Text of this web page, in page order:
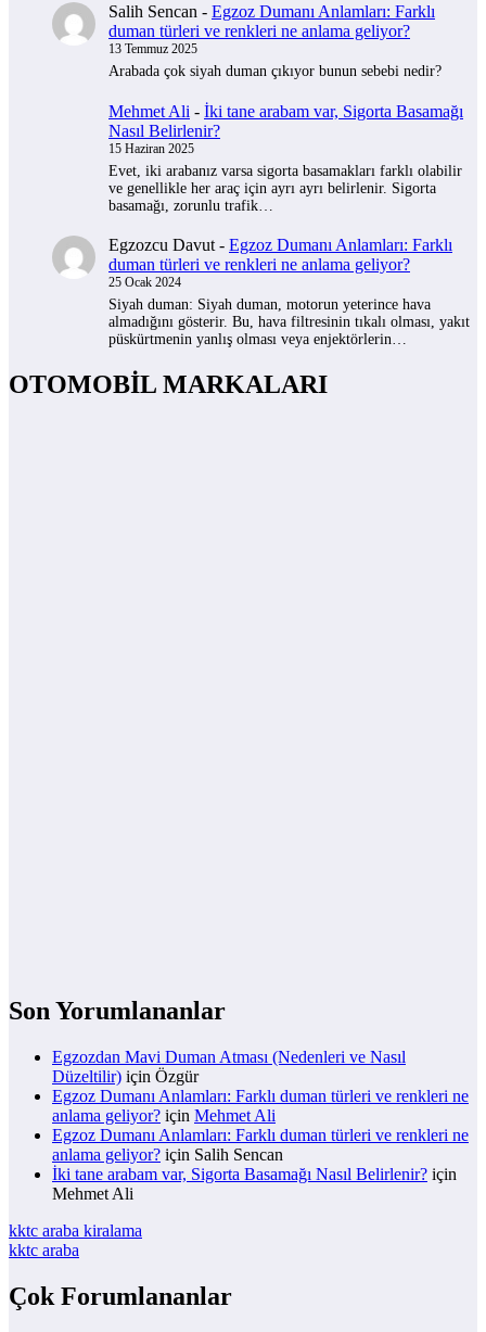
Salih Sencan - Egzoz Dumanı Anlamları: Farklı
duman türleri ve renkleri ne anlama geliyor?
13 Temmuz 2025
Arabada çok siyah duman çıkıyor bunun sebebi nedir?
Mehmet Ali - İki tane arabam var, Sigorta Basamağı
Nasıl Belirlenir?
15 Haziran 2025
Evet, iki arabanız varsa sigorta basamakları farklı olabilir
ve genellikle her araç için ayrı ayrı belirlenir. Sigorta
basamağı, zorunlu trafik…
Egzozcu Davut - Egzoz Dumanı Anlamları: Farklı
duman türleri ve renkleri ne anlama geliyor?
25 Ocak 2024
Siyah duman: Siyah duman, motorun yeterince hava
almadığını gösterir. Bu, hava filtresinin tıkalı olması, yakıt
püskürtmenin yanlış olması veya enjektörlerin…
OTOMOBİL MARKALARI
Son Yorumlananlar
Egzozdan Mavi Duman Atması (Nedenleri ve Nasıl
Düzeltilir) için Özgür
Egzoz Dumanı Anlamları: Farklı duman türleri ve renkleri ne
anlama geliyor? için Mehmet Ali
Egzoz Dumanı Anlamları: Farklı duman türleri ve renkleri ne
anlama geliyor? için Salih Sencan
İki tane arabam var, Sigorta Basamağı Nasıl Belirlenir? için
Mehmet Ali
kktc araba kiralama
kktc araba
Çok Forumlananlar